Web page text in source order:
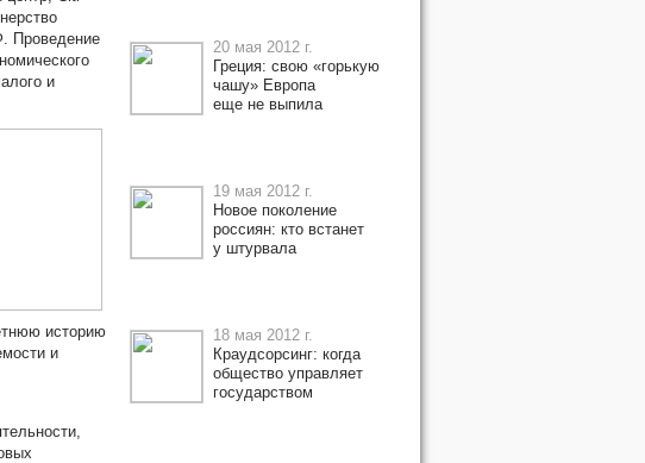
Проведение
и
историю
и
20 мая 2012 г.
Греция: свою «горькую
чашу» Европа
еще не выпила
19 мая 2012 г.
Новое поколение
россиян: кто встанет
у штурвала
18 мая 2012 г.
Краудсорсинг: когда
общество управляет
государством